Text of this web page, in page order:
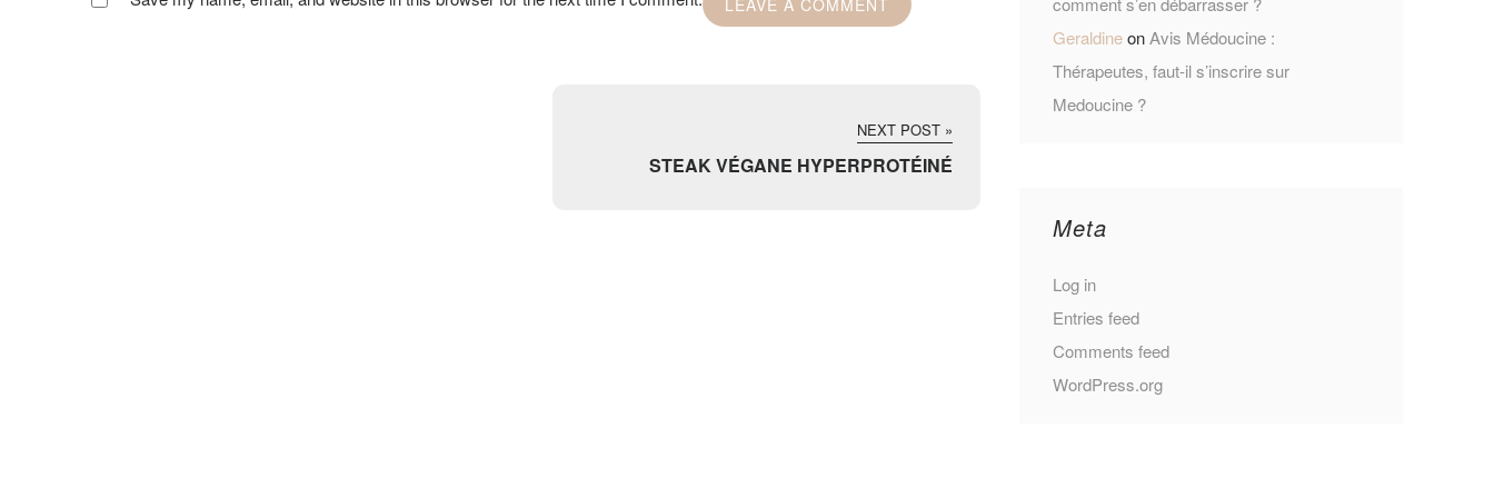
NEXT POST »
STEAK VÉGANE HYPERPROTÉINÉ
GeraldineonAvis Médoucine :
Thérapeutes, faut-il s’inscrire sur
Medoucine ?
Meta
Log in
Entries feed
Comments feed
WordPress.org